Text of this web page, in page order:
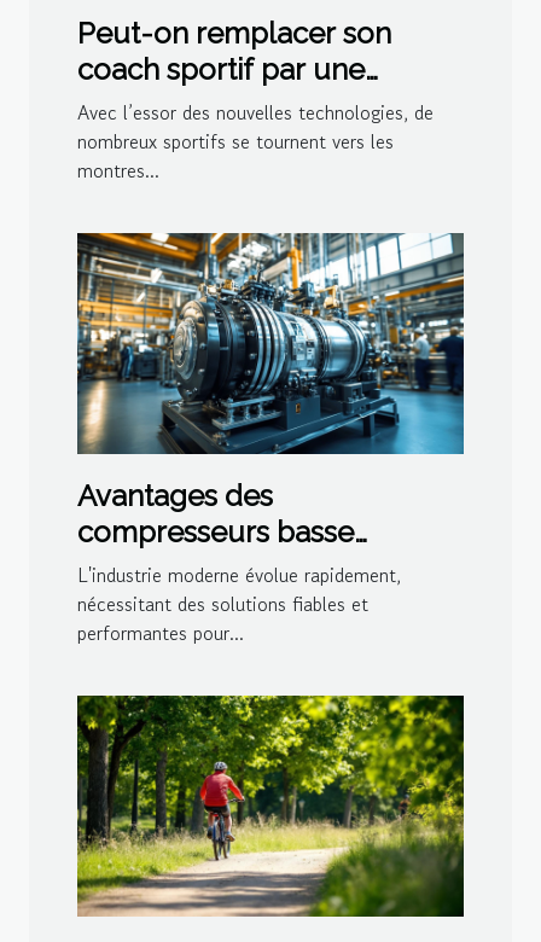
Peut-on remplacer son
coach sportif par une
montre connectée ?
Avec l’essor des nouvelles technologies, de
nombreux sportifs se tournent vers les
montres...
Avantages des
compresseurs basse
pression dans l'industrie
moderne
L'industrie moderne évolue rapidement,
nécessitant des solutions fiables et
performantes pour...